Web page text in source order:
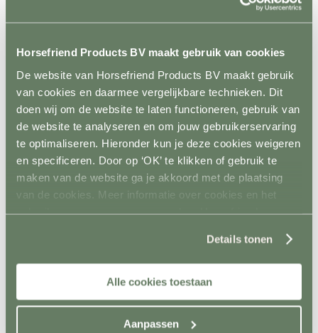
Horsefriend Products BV maakt gebruik van cookies
De website van Horsefriend Products BV maakt gebruik
van cookies en daarmee vergelijkbare technieken. Dit
doen wij om de website te laten functioneren, gebruik van
de website te analyseren en om jouw gebruikerservaring
te optimaliseren. Hieronder kun je deze cookies weigeren
en specificeren. Door op ‘OK’ te klikken of gebruik te
maken van de website ga je akkoord met de plaatsing
van de cookies. Meer informatie over cookies en het
gebruik van persoonsgegevens door Horsefriend
Details tonen
Alle cookies toestaan
Aanpassen
Ruiven
Rijhal / Rijbak
Terug
Wandafwerking
Spiegels
Verlichting
Beregening
Bodembewerking
Opstijghulp
Ventilatoren
Inbouw ventilatoren
Stapmolens
Trainingsbanden
Verzorgingsproducten
Supplementen en Voer